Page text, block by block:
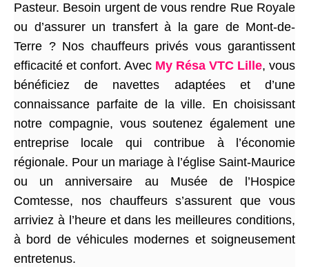
Pasteur. Besoin urgent de vous rendre Rue Royale
ou d’assurer un transfert à la gare de Mont-de-
Terre ? Nos chauffeurs privés vous garantissent
efficacité et confort. Avec My Résa VTC Lille, vous
bénéficiez de navettes adaptées et d’une
connaissance parfaite de la ville. En choisissant
notre compagnie, vous soutenez également une
entreprise locale qui contribue à l’économie
régionale. Pour un mariage à l’église Saint-Maurice
ou un anniversaire au Musée de l’Hospice
Comtesse, nos chauffeurs s’assurent que vous
arriviez à l’heure et dans les meilleures conditions,
à bord de véhicules modernes et soigneusement
entretenus.